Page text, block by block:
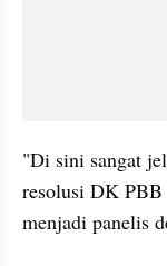
"Di sini sangat
resolusi DK PBB
menjadi panelis